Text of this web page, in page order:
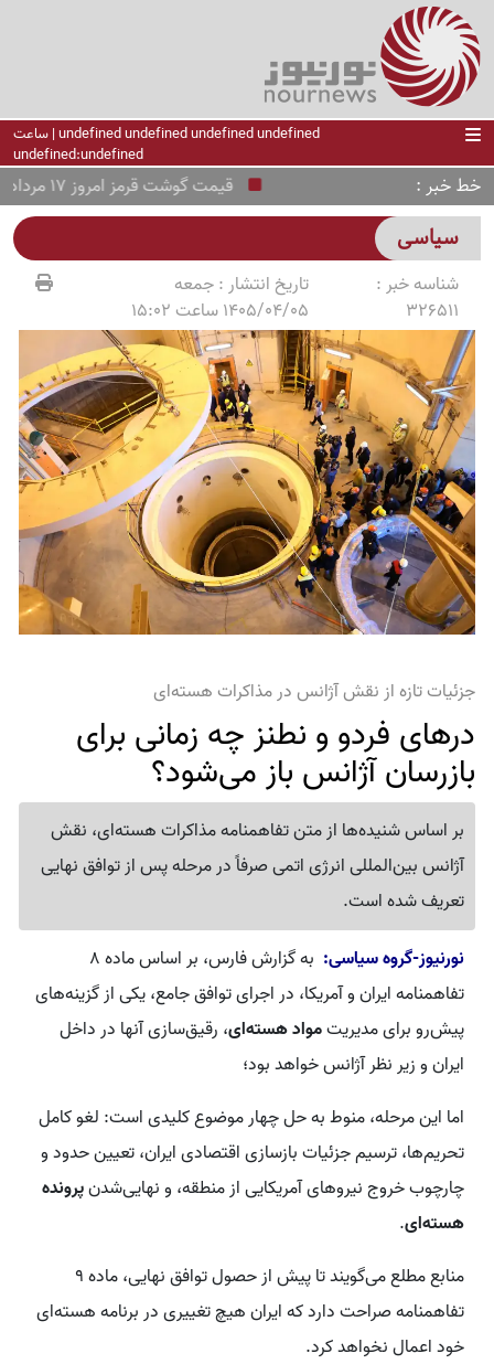
undefined undefined undefined undefined | ساعت
undefined:undefined
خط خبر قیمت گوشت قرمز امروز 17 مرداد 1405 + جدول قیمت ها
سیاسی
شناسه خبر :
326511
تاریخ انتشار :جمعه
1405/04/05 ساعت 15:02
جزئیات تازه از نقش آژانس در مذاکرات هسته‌ای
درهای فردو و نطنز چه زمانی برای
بازرسان آژانس باز می‌شود؟
بر اساس شنیده‌ها از متن تفاهمنامه مذاکرات هسته‌ای، نقش
آژانس بین‌المللی انرژی اتمی صرفاً در مرحله پس از توافق نهایی
تعریف شده است.
نورنیوز-گروه سیاسی:
به گزارش فارس، بر اساس ماده 8
تفاهمنامه ایران و آمریکا، در اجرای توافق جامع، یکی از گزینه‌های
پیش‌رو برای مدیریتمواد هسته‌ای، رقیق‌سازی آنها در داخل
ایران و زیر نظر آژانس خواهد بود؛
اما این مرحله، منوط به حل چهار موضوع کلیدی است: لغو کامل
تحریم‌ها، ترسیم جزئیات بازسازی اقتصادی ایران، تعیین حدود و
چارچوب خروج نیروهای آمریکایی از منطقه، و نهایی‌شدنپرونده
هسته‌ای.
منابع مطلع می‌گویند تا پیش از حصول توافق نهایی، ماده ۹
تفاهمنامه صراحت دارد که ایران هیچ تغییری در برنامه هسته‌ای
خود اعمال نخواهد کرد.